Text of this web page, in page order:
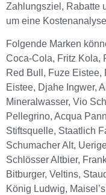
Zahlungsziel, Rabatte
um eine
Folgende Marken
Coca-Cola, Fritz Kola,
Red Bull, Fuze Eistee,
Eistee, Djahe Ingwer,
Mineralwasser, Vio
Pellegrino, Acqua
Stiftsquelle, Staatlich
Schumacher Alt,
Schlösser Altbier,
Bitburger, Veltins,
König Ludwig,